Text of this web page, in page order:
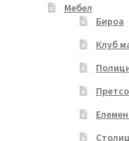
Мебел
Бироа
Клуб